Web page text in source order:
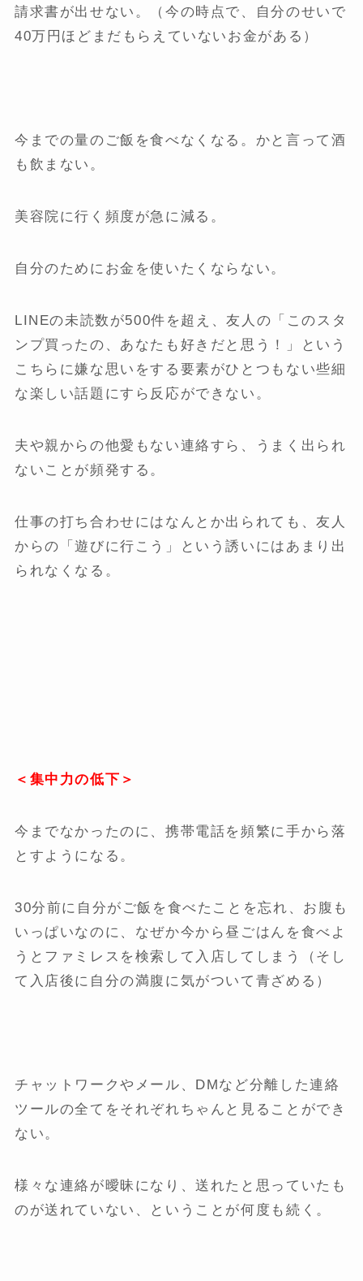
請求書が出せない。（今の時点で、自分のせいで
40万円ほどまだもらえていないお金がある）
今までの量のご飯を食べなくなる。かと言って酒
も飲まない。
美容院に行く頻度が急に減る。
自分のためにお金を使いたくならない。
LINEの未読数が500件を超え、友人の「このスタ
ンプ買ったの、あなたも好きだと思う！」という
こちらに嫌な思いをする要素がひとつもない些細
な楽しい話題にすら反応ができない。
夫や親からの他愛もない連絡すら、うまく出られ
ないことが頻発する。
仕事の打ち合わせにはなんとか出られても、友人
からの「遊びに行こう」という誘いにはあまり出
られなくなる。
＜集中力の低下＞
今までなかったのに、携帯電話を頻繁に手から落
とすようになる。
30分前に自分がご飯を食べたことを忘れ、お腹も
いっぱいなのに、なぜか今から昼ごはんを食べよ
うとファミレスを検索して入店してしまう（そし
て入店後に自分の満腹に気がついて青ざめる）
チャットワークやメール、DMなど分離した連絡
ツールの全てをそれぞれちゃんと見ることができ
ない。
様々な連絡が曖昧になり、送れたと思っていたも
のが送れていない、ということが何度も続く。